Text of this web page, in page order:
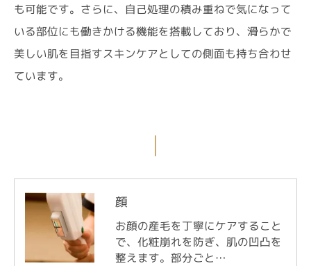
も可能です。さらに、自己処理の積み重ねで気になって
いる部位にも働きかける機能を搭載しており、滑らかで
美しい肌を目指すスキンケアとしての側面も持ち合わせ
ています。
顔
お顔の産毛を丁寧にケアすること
で、化粧崩れを防ぎ、肌の凹凸を
整えます。部分ごと…